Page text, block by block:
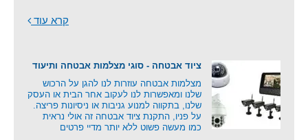
קרא עוד
ציוד אבטחה - סוגי מצלמות אבטחה ותיעוד
מצלמות אבטחה עוזרות לנו להגן על הרכוש
שלנו ומאפשרות לנו לעקוב אחר הבית או העסק
שלנו, בתקווה למנוע גניבות או ניסיונות פריצה.
על פניו, התקנת ציוד אבטחה זה אולי נראית
כמו מעשה פשוט ללא יותר מדיי פרטים